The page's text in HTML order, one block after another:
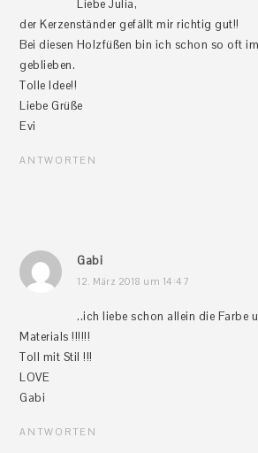
Liebe Julia,
der Kerzenständer gefällt mir richtig gut!!
Bei diesen Holzfüßen bin ich schon so oft
geblieben.
Tolle Idee!!
Liebe Grüße
Evi
ANTWORTEN
Gabi
12. März 2018 um 14:47
..ich liebe schon allein die Farbe
Materials !!!!!!
Toll mit Stil !!!
LOVE
Gabi
ANTWORTEN